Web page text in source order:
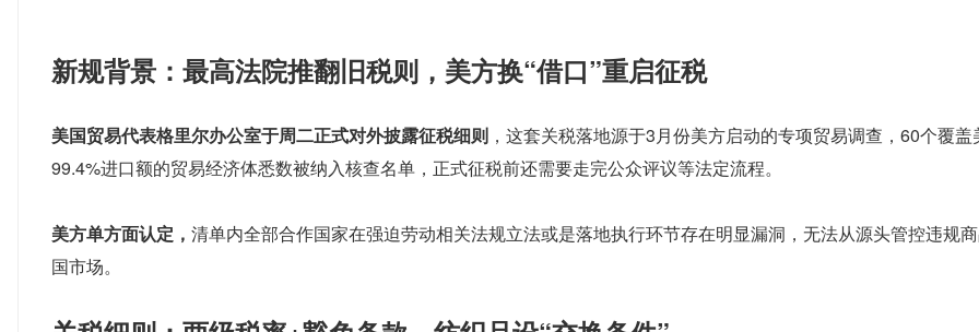
新规背景：最高法院推翻旧税则，美方换“借口”重启征税
美国贸易代表格里尔办公室于周二正式对外披露征税细则 ，这套关税落地源于3月份美方启动的专项贸易调查，60个覆盖
99.4%进口额的贸易经济体悉数被纳入核查名单，正式征税前还需要走完公众评议等法定流程。
美方单方面认定， 清单内全部合作国家在强迫劳动相关法规立法或是落地执行环节存在明显漏洞，无法从源头管控违规
国市场。